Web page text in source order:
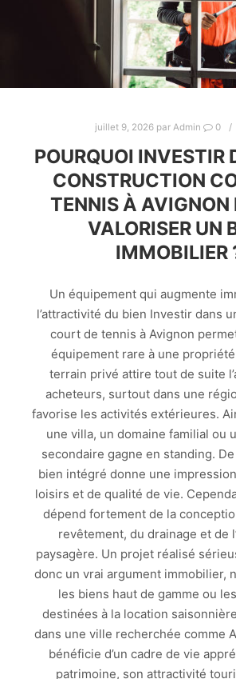
juillet 9, 2026par Admin 0
POURQUOI INVESTIR
CONSTRUCTION
TENNIS À AVIGNON
VALORISER UN
IMMOBILIER
Un équipement qui augmente
l’attractivité du bien Investir dans
court de tennis à Avignon
équipement rare à une
terrain privé attire tout de suite
acheteurs, surtout dans une
favorise les activités extérieures.
une villa, un domaine familial ou
secondaire gagne en standing.
bien intégré donne une
loisirs et de qualité de vie.
dépend fortement de la
revêtement, du drainage et de
paysagère. Un projet réalisé
donc un vrai argument immobilier,
les biens haut de gamme ou
destinées à la location
dans une ville recherchée comme
bénéficie d’un cadre de vie
patrimoine, son attractivité